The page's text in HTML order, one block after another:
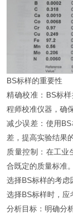
BS标样的重要性
精确校准：BS标
程师校准仪器，确
减少误差：使用
差，提高实验结果
质量控制：在工业
合既定的质量标准。
选择BS标样的考虑
选择BS标样时，应
分析目标：明确分